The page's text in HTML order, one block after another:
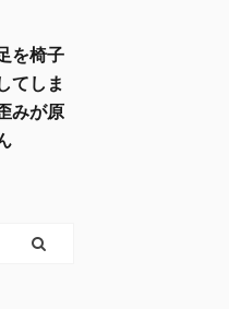
を椅子
てしま
みが原